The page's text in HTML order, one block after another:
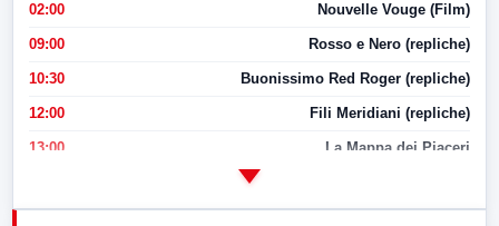
02:00 Nouvelle Vouge (Film)
09:00 Rosso e Nero (repliche)
10:30 Buonissimo Red Roger (repliche)
12:00 Fili Meridiani (repliche)
13:00 La Mappa dei Piaceri